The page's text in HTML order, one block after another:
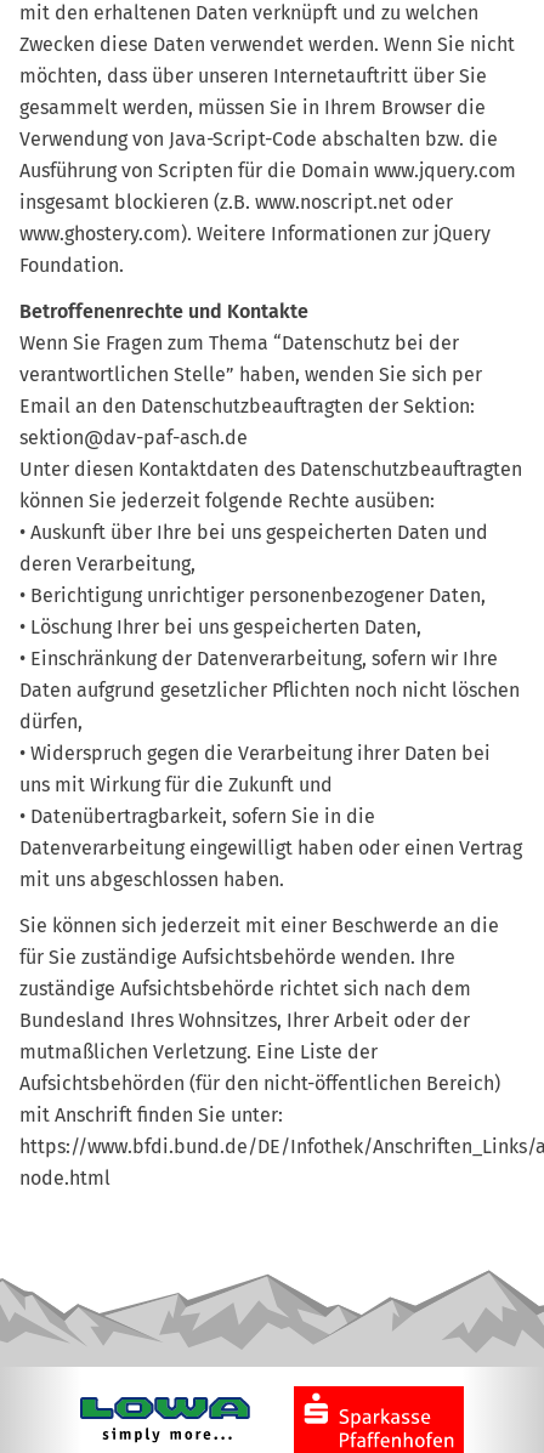
mit den erhaltenen Daten verknüpft und zu welchen
Zwecken diese Daten verwendet werden. Wenn Sie nicht
möchten, dass über unseren Internetauftritt über Sie
gesammelt werden, müssen Sie in Ihrem Browser die
Verwendung von Java-Script-Code abschalten bzw. die
Ausführung von Scripten für die Domain www.jquery.com
insgesamt blockieren (z.B. www.noscript.net oder
www.ghostery.com). Weitere Informationen zur jQuery
Foundation.
Betroffenenrechte und Kontakte
Wenn Sie Fragen zum Thema “Datenschutz bei der
verantwortlichen Stelle” haben, wenden Sie sich per
Email an den Datenschutzbeauftragten der Sektion:
sektion@dav-paf-asch.de
Unter diesen Kontaktdaten des Datenschutzbeauftragten
können Sie jederzeit folgende Rechte ausüben:
• Auskunft über Ihre bei uns gespeicherten Daten und
deren Verarbeitung,
• Berichtigung unrichtiger personenbezogener Daten,
• Löschung Ihrer bei uns gespeicherten Daten,
• Einschränkung der Datenverarbeitung, sofern wir Ihre
Daten aufgrund gesetzlicher Pflichten noch nicht löschen
dürfen,
• Widerspruch gegen die Verarbeitung ihrer Daten bei
uns mit Wirkung für die Zukunft und
• Datenübertragbarkeit, sofern Sie in die
Datenverarbeitung eingewilligt haben oder einen Vertrag
mit uns abgeschlossen haben.
Sie können sich jederzeit mit einer Beschwerde an die
für Sie zuständige Aufsichtsbehörde wenden. Ihre
zuständige Aufsichtsbehörde richtet sich nach dem
Bundesland Ihres Wohnsitzes, Ihrer Arbeit oder der
mutmaßlichen Verletzung. Eine Liste der
Aufsichtsbehörden (für den nicht-öffentlichen Bereich)
mit Anschrift finden Sie unter:
https://www.bfdi.bund.de/DE/Infothek/Anschriften_Links/
node.html